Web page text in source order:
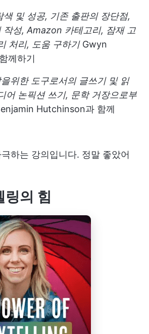
색 및 성공, 기존 출판의 장단점,
작성, Amazon 카테고리, 잠재 고
처리, 도움 구하기Gwyn
께하기
위한 도구로서의 글쓰기 및 읽
어 논픽션 쓰기, 문학 거장으로부
Hutchinson과 함께
하는 강의입니다. 정말 좋았어
링의 힘